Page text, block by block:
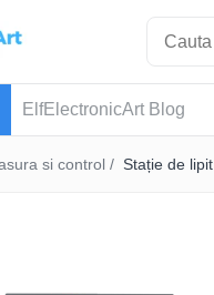
ElfElectronicArt Blog
si control / Stație de